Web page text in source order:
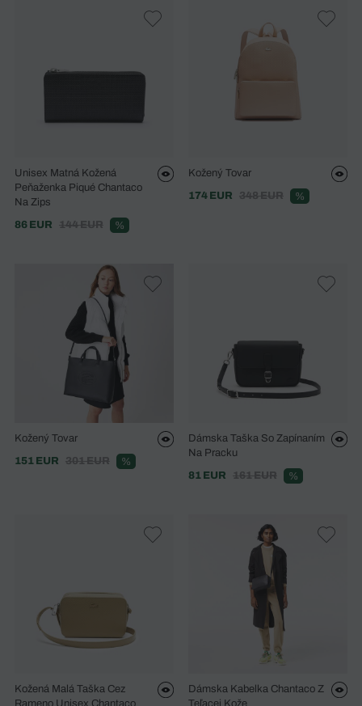
Unisex Matná Kožená
Peňaženka Piqué Chantaco
Na Zips
86 EUR
144 EUR %
Kožený Tovar
174 EUR
348 EUR %
Kožený Tovar
151 EUR
301 EUR %
Dámska Taška So Zapínaním
Na Pracku
81 EUR
161 EUR %
Kožená Malá Taška Cez
Dámska Kabelka Chantaco Z